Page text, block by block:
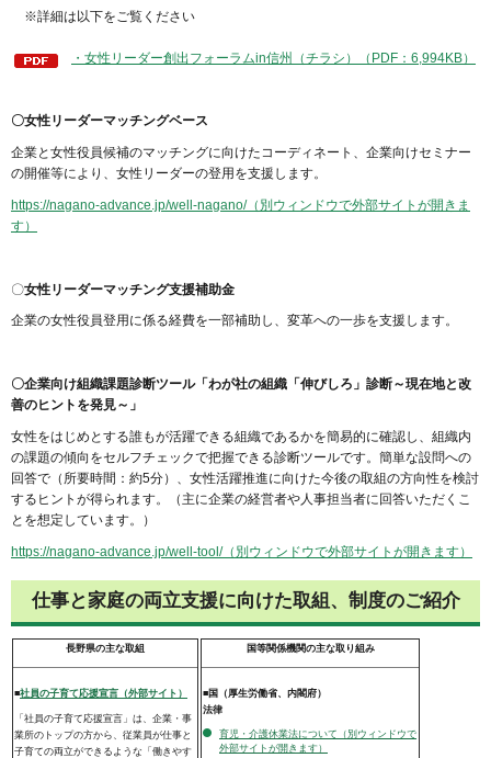
※詳細は以下をご覧ください
・女性リーダー創出フォーラムin信州（チラシ）（PDF：6,994KB）
〇女性リーダーマッチングベース
企業と女性役員候補のマッチングに向けたコーディネート、企業向けセミナー
の開催等により、女性リーダーの登用を支援します。
https://nagano-advance.jp/well-nagano/（別ウィンドウで外部サイトが開きま
す）
〇女性リーダーマッチング支援補助金
企業の女性役員登用に係る経費を一部補助し、変革への一歩を支援します。
〇企業向け組織課題診断ツール「わが社の組織「伸びしろ」診断～現在地と改
善のヒントを発見～」
女性をはじめとする誰もが活躍できる組織であるかを簡易的に確認し、組織内
の課題の傾向をセルフチェックで把握できる診断ツールです。簡単な設問への
回答で（所要時間：約5分）、女性活躍推進に向けた今後の取組の方向性を検討
するヒントが得られます。（主に企業の経営者や人事担当者に回答いただくこ
とを想定しています。）
https://nagano-advance.jp/well-tool/（別ウィンドウで外部サイトが開きます）
仕事と家庭の両立支援に向けた取組、制度のご紹介
長野県の主な取組
■社員の子育て応援宣言（外部サイト）
「社員の子育て応援宣言」は、企業・事
業所のトップの方から、従業員が仕事と
子育ての両立ができるような「働きやす
国等関係機関の主な取り組み
■国（厚生労働省、内閣府）
法律
育児・介護休業法について（別ウィンドウで
外部サイトが開きます）